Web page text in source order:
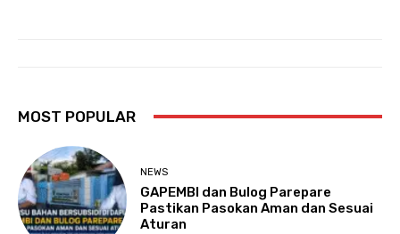
MOST POPULAR
NEWS
GAPEMBI dan Bulog Parepare
Pastikan Pasokan Aman dan Sesuai
Aturan